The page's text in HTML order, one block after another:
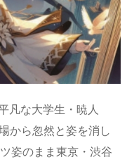
凡な大学生・暁人
から忽然と姿を消し
姿のまま東京・渋谷